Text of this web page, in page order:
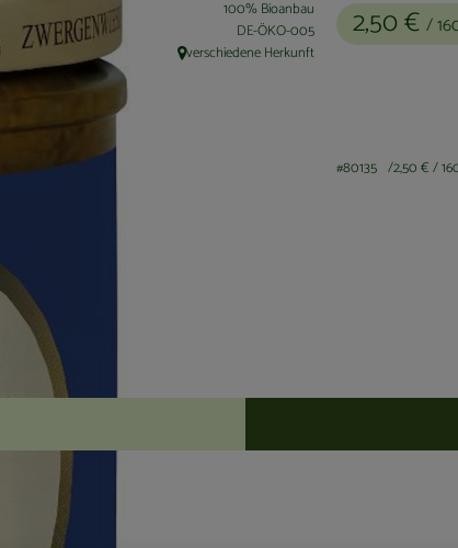
2,50 € /
100% Bioanbau
, Kontrollstelle:
DE-ÖKO-005
, Herkunft:
verschiedene Herkunft
#80135 2,50 €/